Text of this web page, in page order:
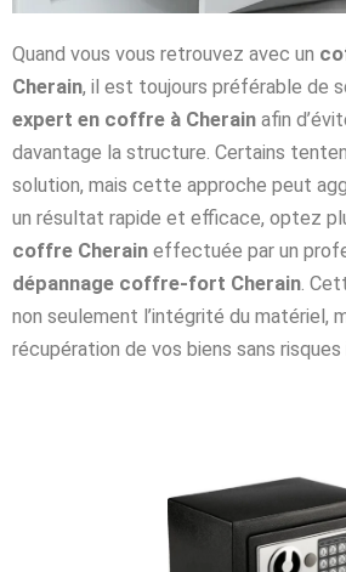
Quand vous vous retrouvez avec un
Cherain, il est toujours préférable de
expert en coffre à Cherain afin
davantage la structure. Certains
solution, mais cette approche peut
un résultat rapide et efficace, optez
coffre Cherain effectuée par un
dépannage coffre-fort Cherain.
non seulement l’intégrité du matériel,
récupération de vos biens sans risques